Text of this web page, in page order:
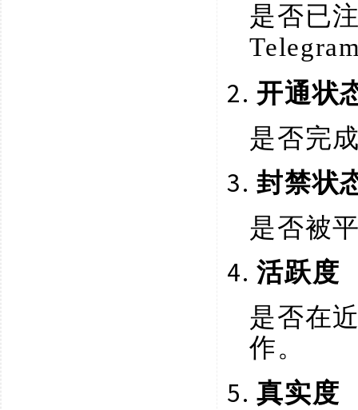
是否已
2. 开通状
是否完
3.封禁状
是否被
4.活跃度
是否在
作。
5.真实度